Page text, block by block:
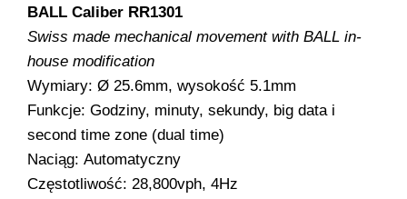
BALL Caliber RR1301
Swiss made mechanical movement with BALL in-
house modification
Wymiary: Ø 25.6mm, wysokość 5.1mm
Funkcje: Godziny, minuty, sekundy, big data i
second time zone (dual time)
Naciąg: Automatyczny
Częstotliwość: 28,800vph, 4Hz